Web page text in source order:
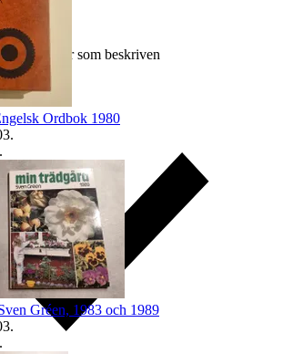
varan inte är som beskriven
Ordbok 1980
.
.
Gréen, 1983 och 1989
.
.